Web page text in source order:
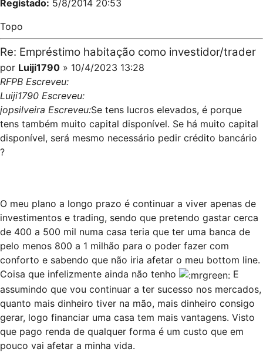
Registado: 5/8/2014 20:53
Topo
Re: Empréstimo habitação como investidor/trader
por Luiji1790 » 10/4/2023 13:28
RFPB Escreveu:
Luiji1790 Escreveu:
jopsilveira Escreveu:Se tens lucros elevados, é porque
tens também muito capital disponível. Se há muito capital
disponível, será mesmo necessário pedir crédito bancário
?
O meu plano a longo prazo é continuar a viver apenas de
investimentos e trading, sendo que pretendo gastar cerca
de 400 a 500 mil numa casa teria que ter uma banca de
pelo menos 800 a 1 milhão para o poder fazer com
conforto e sabendo que não iria afetar o meu bottom line.
Coisa que infelizmente ainda não tenho
E
assumindo que vou continuar a ter sucesso nos mercados,
quanto mais dinheiro tiver na mão, mais dinheiro consigo
gerar, logo financiar uma casa tem mais vantagens. Visto
que pago renda de qualquer forma é um custo que em
pouco vai afetar a minha vida.